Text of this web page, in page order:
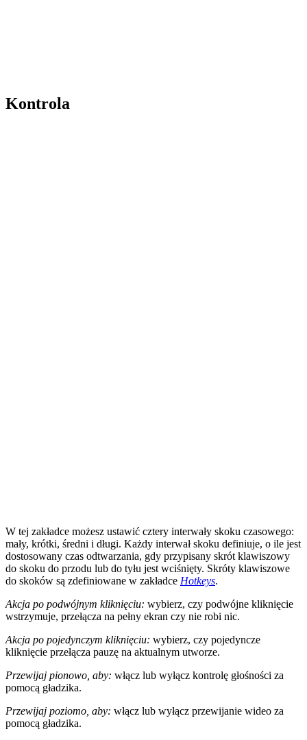
Kontrola
W tej zakładce możesz ustawić cztery interwały skoku czasowego:
mały, krótki, średni i długi. Każdy interwał skoku definiuje, o ile jest
dostosowany czas odtwarzania, gdy przypisany skrót klawiszowy
do skoku do przodu lub do tyłu jest wciśnięty. Skróty klawiszowe
do skoków są zdefiniowane w zakładce Hotkeys.
Akcja po podwójnym kliknięciu: wybierz, czy podwójne kliknięcie
wstrzymuje, przełącza na pełny ekran czy nie robi nic.
Akcja po pojedynczym kliknięciu: wybierz, czy pojedyncze
kliknięcie przełącza pauzę na aktualnym utworze.
Przewijaj pionowo, aby: włącz lub wyłącz kontrolę głośności za
pomocą gładzika.
Przewijaj poziomo, aby: włącz lub wyłącz przewijanie wideo za
pomocą gładzika.